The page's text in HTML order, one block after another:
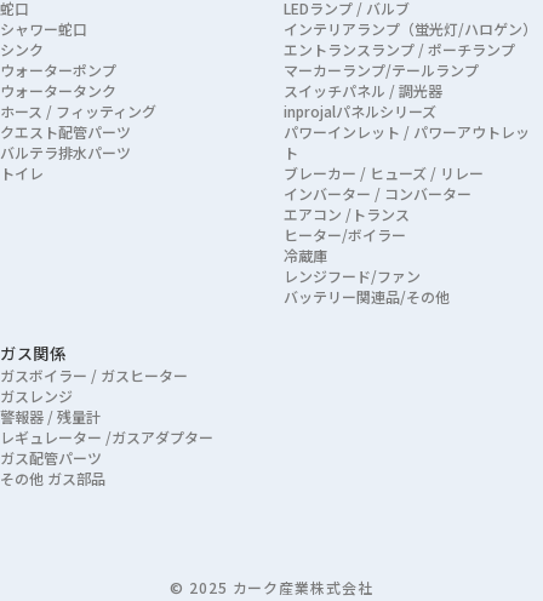
蛇口
シャワー蛇口
シンク
ウォーターポンプ
ウォータータンク
ホース / フィッティング
クエスト配管パーツ
バルテラ排水パーツ
トイレ
LEDランプ / バルブ
インテリアランプ（蛍光灯/ハロゲン）
エントランスランプ / ポーチランプ
マーカーランプ/テールランプ
スイッチパネル / 調光器
inprojalパネルシリーズ
パワーインレット / パワーアウトレッ
ト
ブレーカー / ヒューズ / リレー
インバーター / コンバーター
エアコン /トランス
ヒーター/ボイラー
冷蔵庫
レンジフード/ファン
バッテリー関連品/その他
ガス関係
ガスボイラー / ガスヒーター
ガスレンジ
警報器 / 残量計
レギュレーター /ガスアダプター
ガス配管パーツ
その他 ガス部品
© 2025 カーク産業株式会社